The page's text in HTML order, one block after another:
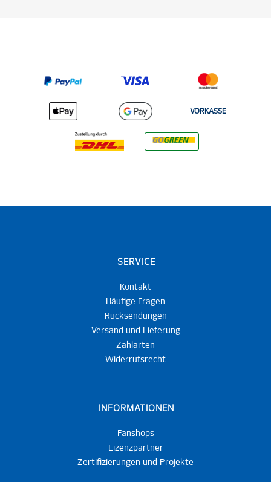
VORKASSE
SERVICE
Kontakt
Häufige Fragen
Rücksendungen
Versand und Lieferung
Zahlarten
Widerrufsrecht
INFORMATIONEN
Fanshops
Lizenzpartner
Zertifizierungen und Projekte